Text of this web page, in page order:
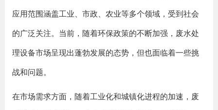
应用范围涵盖工业、市政、农业等多个领域，受到社会
的广泛关注。当前，随着环保政策的不断加强，废水处
理设备市场呈现出蓬勃发展的态势，但也面临着一些挑
战和问题。
在市场需求方面，随着工业化和城镇化进程的加速，废